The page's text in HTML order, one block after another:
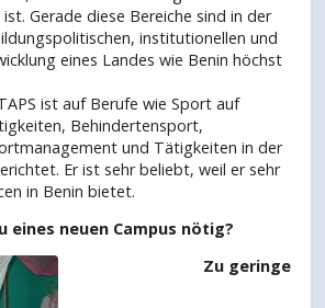
Gerade diese Bereiche sind in der
institutionellen und
eines Landes wie Benin höchst
ist auf Berufe wie Sport auf
Behindertensport,
und Tätigkeiten in der
Er ist sehr beliebt, weil er sehr
in Benin bietet.
eines neuen Campus nötig?
Zu geringe